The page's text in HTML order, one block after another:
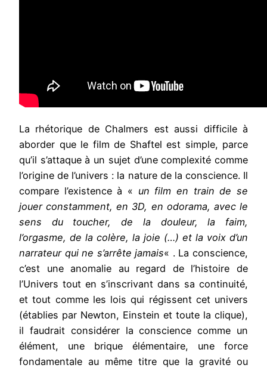
La rhétorique de Chalmers est aussi difficile à
aborder que le film de Shaftel est simple, parce
qu’il s’attaque à un sujet d’une complexité comme
l’origine de l’univers : la nature de la conscience. Il
compare l’existence à « un film en train de se
jouer constamment, en 3D, en odorama, avec le
sens du toucher, de la douleur, la faim,
l’orgasme, de la colère, la joie (…) et la voix d’un
narrateur qui ne s’arrête jamais« . La conscience,
c’est une anomalie au regard de l’histoire de
l’Univers tout en s’inscrivant dans sa continuité,
et tout comme les lois qui régissent cet univers
(établies par Newton, Einstein et toute la clique),
il faudrait considérer la conscience comme un
élément, une brique élémentaire, une force
fondamentale au même titre que la gravité ou